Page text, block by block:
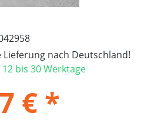
nach Deutschland!
bis 30 Werktage
€ *